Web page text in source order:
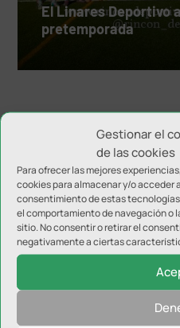
Gestionar el
de las cookies
Para ofrecer las mejores
cookies para almacenar y/o acceder
consentimiento de estas
el comportamiento de navegación o
sitio. No consentir o retirar el
negativamente a ciertas
El Linares Deportivo
pretemporada
...